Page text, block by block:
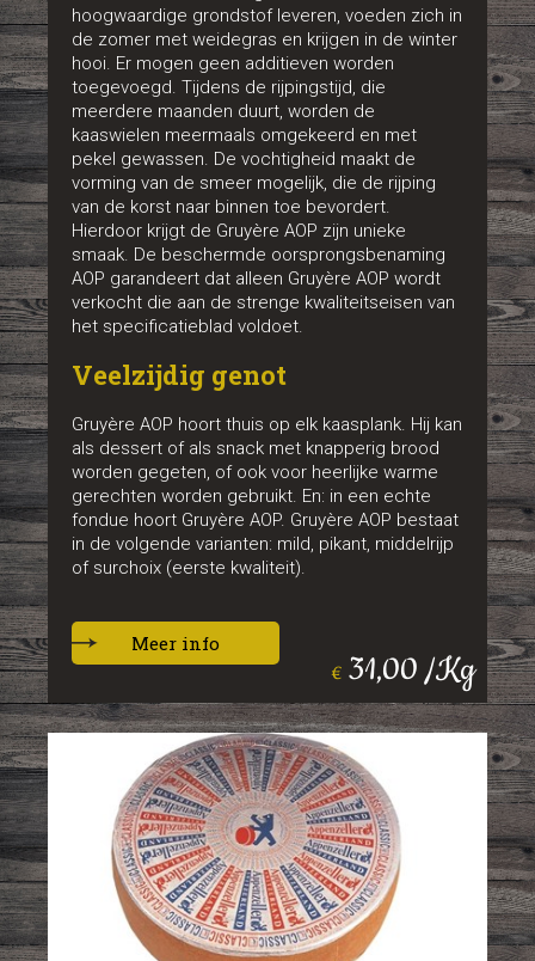
€ 31,00 /Kg
hoogwaardige grondstof leveren, voeden zich in
de zomer met weidegras en krijgen in de winter
hooi. Er mogen geen additieven worden
toegevoegd. Tijdens de rijpingstijd, die
meerdere maanden duurt, worden de
kaaswielen meermaals omgekeerd en met
pekel gewassen. De vochtigheid maakt de
vorming van de smeer mogelijk, die de rijping
van de korst naar binnen toe bevordert.
Hierdoor krijgt de Gruyère AOP zijn unieke
smaak. De beschermde oorsprongsbenaming
AOP garandeert dat alleen Gruyère AOP wordt
verkocht die aan de strenge kwaliteitseisen van
het specificatieblad voldoet.
Veelzijdig genot
Gruyère AOP hoort thuis op elk kaasplank. Hij kan
als dessert of als snack met knapperig brood
worden gegeten, of ook voor heerlijke warme
gerechten worden gebruikt. En: in een echte
fondue hoort Gruyère AOP. Gruyère AOP bestaat
in de volgende varianten: mild, pikant, middelrijp
of surchoix (eerste kwaliteit).
Meer info